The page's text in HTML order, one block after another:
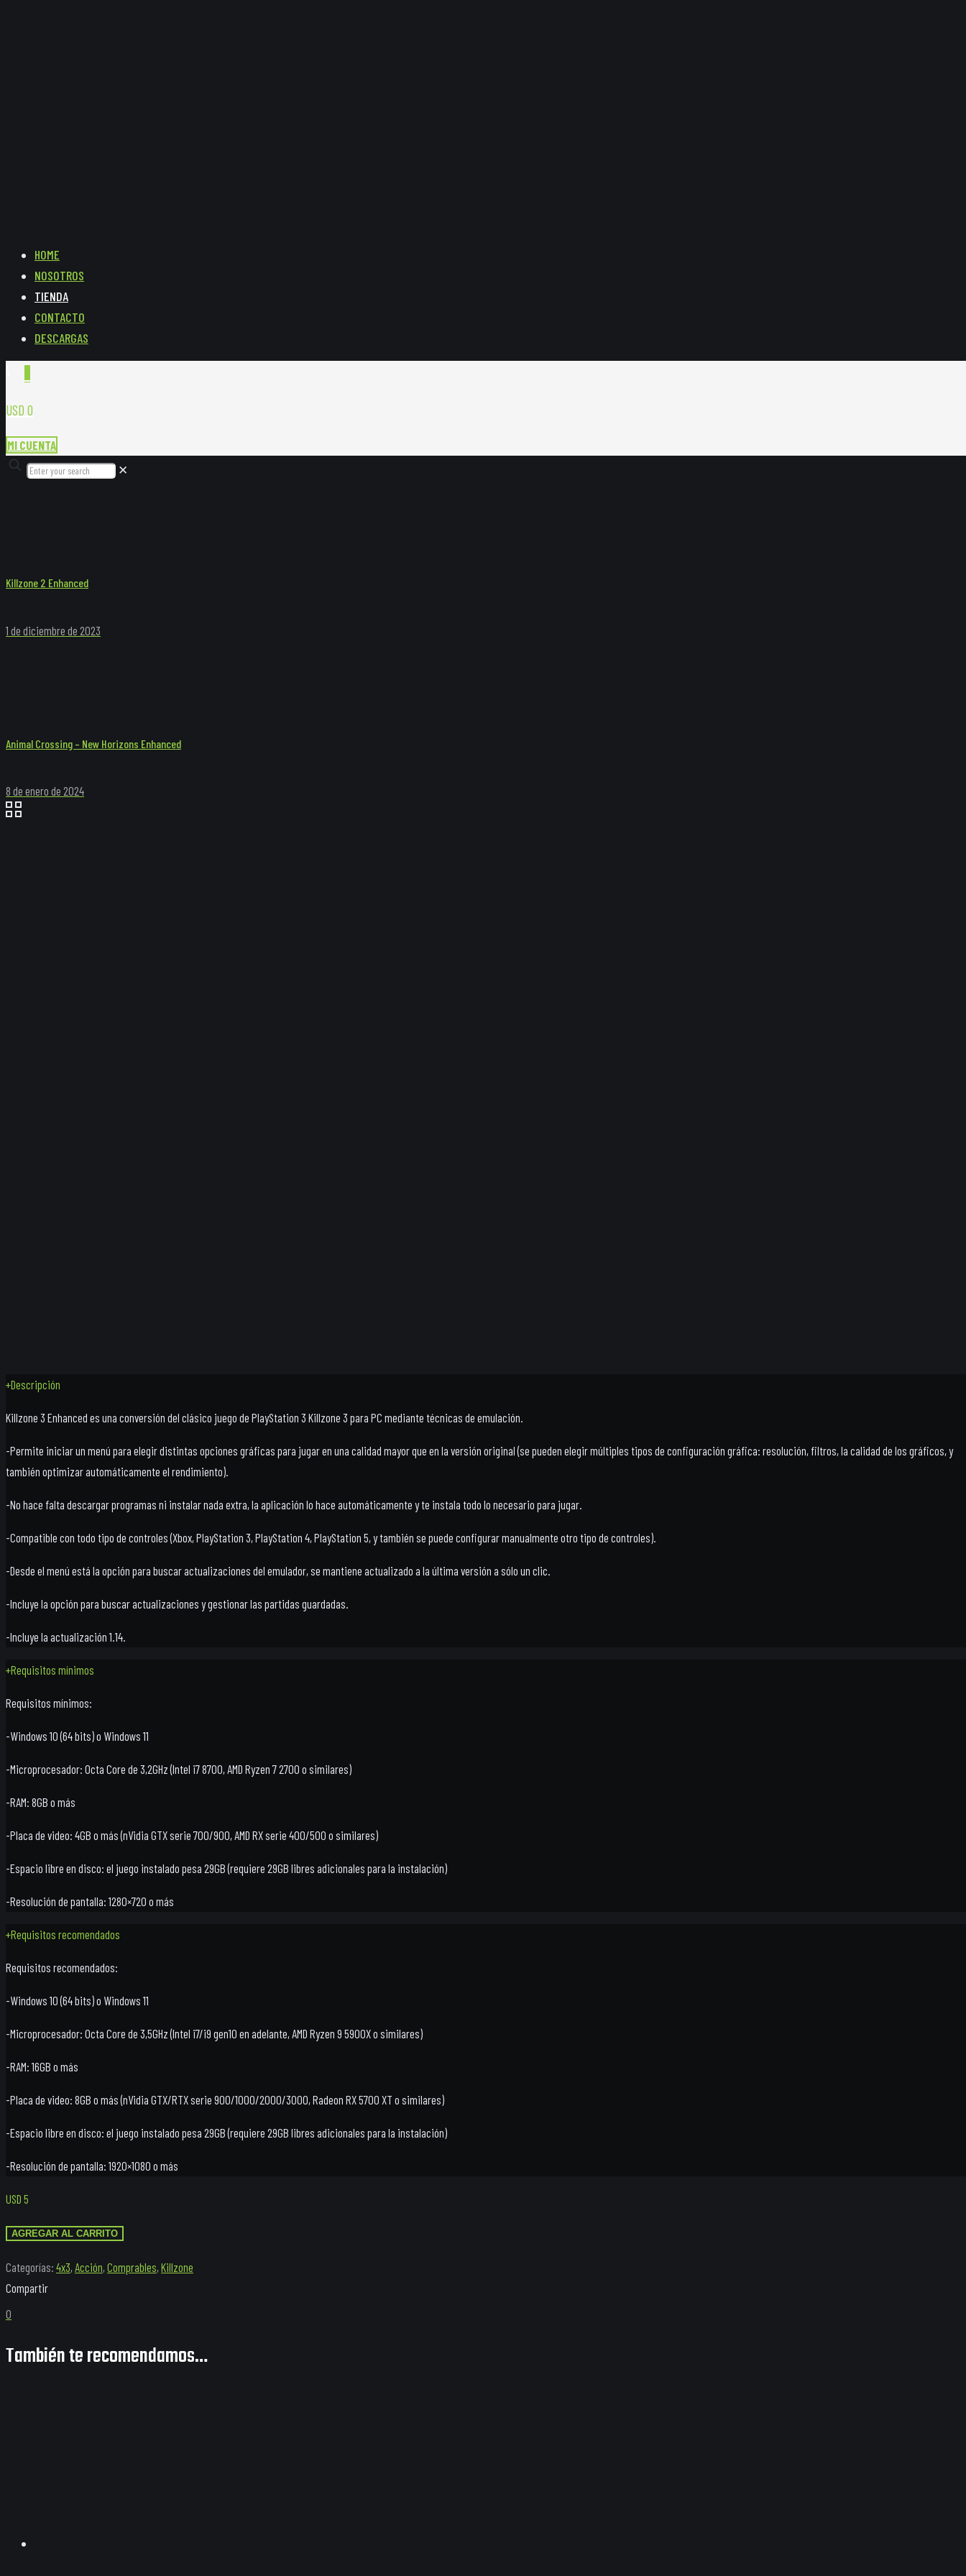
HOME
NOSOTROS
TIENDA
CONTACTO
DESCARGAS
USD 0
MI CUENTA
✕
Killzone 2 Enhanced
1 de diciembre de 2023
Animal Crossing – New Horizons Enhanced
8 de enero de 2024
+Descripción
Killzone 3 Enhanced es una conversión del clásico juego de PlayStation 3 Killzone 3 para PC mediante técnicas de emulación.
-Permite iniciar un menú para elegir distintas opciones gráficas para jugar en una calidad mayor que en la versión original (se pueden elegir múltiples tipos de configuración gráfica: resolución, filtros, la calidad de los gráficos, y
también optimizar automáticamente el rendimiento).
-No hace falta descargar programas ni instalar nada extra, la aplicación lo hace automáticamente y te instala todo lo necesario para jugar.
-Compatible con todo tipo de controles (Xbox, PlayStation 3, PlayStation 4, PlayStation 5, y también se puede configurar manualmente otro tipo de controles).
-Desde el menú está la opción para buscar actualizaciones del emulador, se mantiene actualizado a la última versión a sólo un clic.
-Incluye la opción para buscar actualizaciones y gestionar las partidas guardadas.
-Incluye la actualización 1.14.
+Requisitos mínimos
Requisitos mínimos:
-Windows 10 (64 bits) o Windows 11
-Microprocesador: Octa Core de 3,2GHz (Intel i7 8700, AMD Ryzen 7 2700 o similares)
-RAM: 8GB o más
-Placa de video: 4GB o más (nVidia GTX serie 700/900, AMD RX serie 400/500 o similares)
-Espacio libre en disco: el juego instalado pesa 29GB (requiere 29GB libres adicionales para la instalación)
-Resolución de pantalla: 1280×720 o más
+Requisitos recomendados
Requisitos recomendados:
-Windows 10 (64 bits) o Windows 11
-Microprocesador: Octa Core de 3,5GHz (Intel i7/i9 gen10 en adelante, AMD Ryzen 9 5900X o similares)
-RAM: 16GB o más
-Placa de video: 8GB o más (nVidia GTX/RTX serie 900/1000/2000/3000, Radeon RX 5700 XT o similares)
-Espacio libre en disco: el juego instalado pesa 29GB (requiere 29GB libres adicionales para la instalación)
-Resolución de pantalla: 1920×1080 o más
USD 5
Killzone
Enhanced
cantidad
AGREGAR AL CARRITO
Categorías: 4x3,Acción,Comprables,Killzone
0
También te recomendamos…